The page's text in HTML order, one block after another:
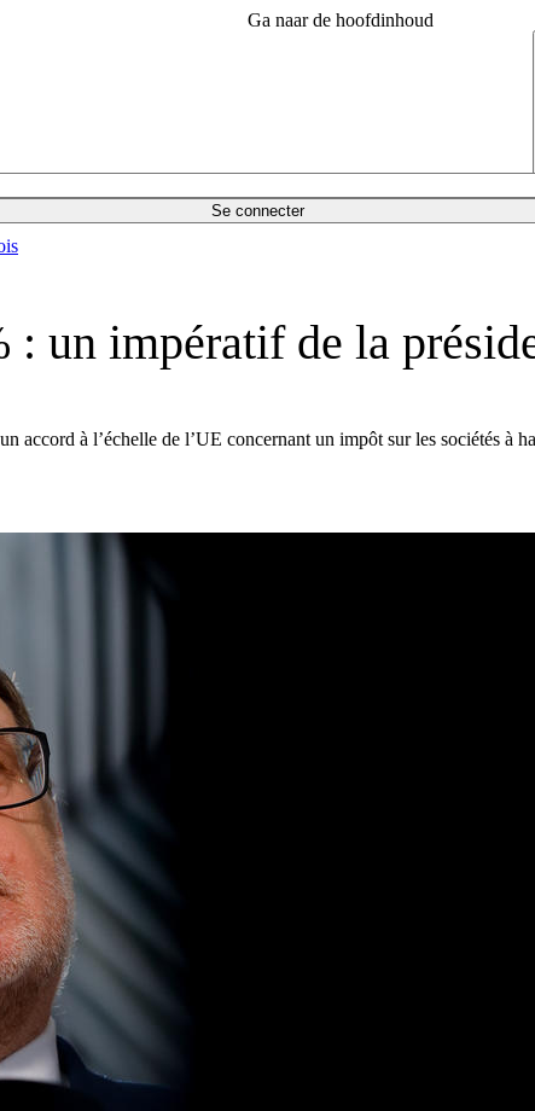
Ga naar de hoofdinhoud
Se connecter
un impératif de la
accord à l’échelle de l’UE concernant un impôt sur les sociétés à